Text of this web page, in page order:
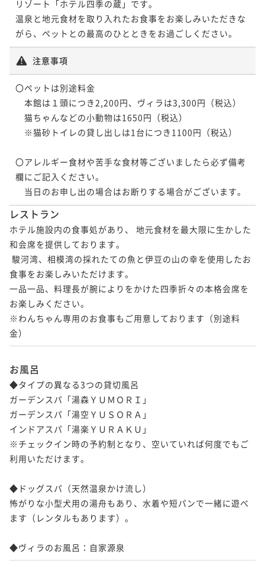
リゾート「ホテル四季の蔵」です。
温泉と地元食材を取り入れたお食事をお楽しみいただきな
がら、ペットとの最高のひとときをお過ごしください。
注意事項
〇ペットは別途料金
本館は１頭につき2,200円、ヴィラは3,300円（税込）
猫ちゃんなどの小動物は1650円（税込）
※猫砂トイレの貸し出しは1台につき1100円（税込）
〇アレルギー食材や苦手な食材等ございましたら必ず備考
欄にご記入ください。
当日のお申し出の場合はお断りする場合がございます。
レストラン
ホテル施設内の食事処があり、 地元食材を最大限に生かした
和会席を提供しております。
食事をお楽しみいただけます。
一品一品、料理長が腕によりをかけた四季折々の本格会席を
お楽しみください。
※わんちゃん専用のお食事もご用意しております（別途料
金）
お風呂
◆タイプの異なる3つの貸切風呂
ガーデンスパ「湯森ＹＵＭＯＲＩ」
ガーデンスパ「湯空ＹＵＳＯＲＡ」
インドアスパ「湯楽ＹＵＲＡＫＵ」
※チェックイン時の予約制となり、空いていれば何度でもご
利用いただけます。
◆ドッグスパ（天然温泉かけ流し）
怖がりな小型犬用の湯舟もあり、水着や短パンで一緒に遊べ
ます（レンタルもあります）。
◆ヴィラのお風呂：自家源泉